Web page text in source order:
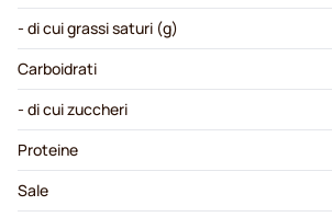
- di cui grassi saturi (g)
Carboidrati
- di cui zuccheri
Proteine
Sale